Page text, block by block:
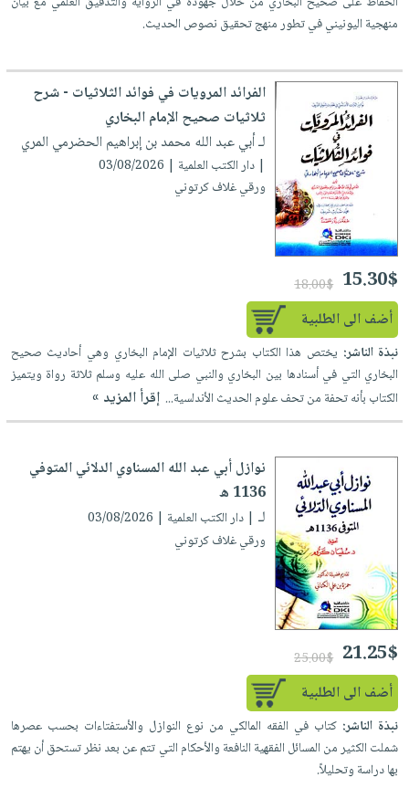
منهجية اليونيني في تطور منهج تحقيق نصوص الحديث.
الفرائد المرويات في فوائد الثلاثيات - شرح
ثلاثيات صحيح الإمام البخاري
لـ أبي عبد الله محمد بن إبراهيم الحضرمي المري
| دار الكتب العلمية | 03/08/2026
ورقي غلاف كرتوني
15.30$
18.00$
أضف الى الطلبية
نبذة الناشر: يختص هذا الكتاب بشرح ثلاثيات الإمام البخاري وهي أحاديث صحيح
البخاري التي في أسنادها بين البخاري والنبي صلى الله عليه وسلم ثلاثة رواة ويتميز
الكتاب بأنه تحفة من تحف علوم الحديث الأندلسية... إقرأ المزيد »
نوازل أبي عبد الله المسناوي الدلائي المتوفي
1136 ه
لـ | دار الكتب العلمية | 03/08/2026
ورقي غلاف كرتوني
21.25$
25.00$
أضف الى الطلبية
نبذة الناشر: كتاب في الفقه المالكي من نوع النوازل والأستفتاءات بحسب عصرها
شملت الكثير من المسائل الفقهية النافعة والأحكام التي تتم عن بعد نظر تستحق أن يهتم
بها دراسة وتحليلاً.